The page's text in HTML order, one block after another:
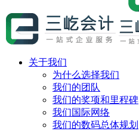
关于我们
为什么选择我们
我们的团队
我们的奖项和里程碑
我们国际网络
我们的数码总体规划